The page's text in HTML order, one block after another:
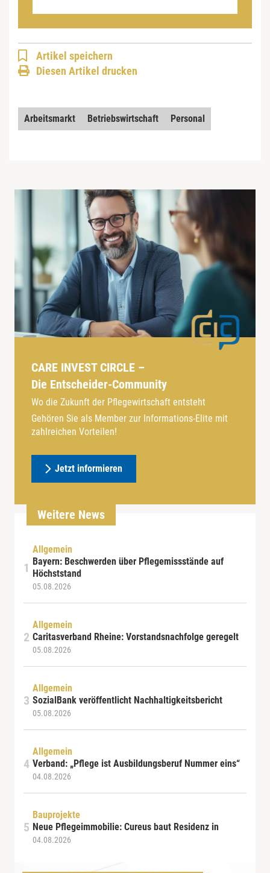
Artikel speichern
Diesen Artikel drucken
Arbeitsmarkt Betriebswirtschaft Personal
CARE INVEST CIRCLE –
Die Entscheider-Community
Wo die Zukunft der Pflegewirtschaft entsteht
Gehören Sie als Member zur Informations-Elite mit
zahlreichen Vorteilen!
Jetzt informieren
Weitere News
Allgemein
Bayern: Beschwerden über Pflegemissstände auf
Höchststand
05.08.2026
Allgemein
Caritasverband Rheine: Vorstandsnachfolge geregelt
05.08.2026
Allgemein
SozialBank veröffentlicht Nachhaltigkeitsbericht
05.08.2026
Allgemein
Verband: „Pflege ist Ausbildungsberuf Nummer eins“
04.08.2026
Bauprojekte
Neue Pflegeimmobilie: Cureus baut Residenz in
04.08.2026